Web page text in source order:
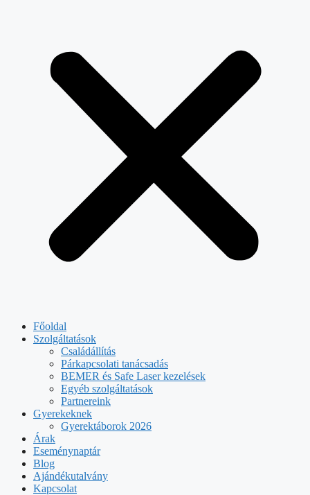
Főoldal
Szolgáltatások
Családállítás
Párkapcsolati tanácsadás
BEMER és Safe Laser kezelések
Egyéb szolgáltatások
Partnereink
Gyerekeknek
Gyerektáborok 2026
Árak
Eseménynaptár
Blog
Ajándékutalvány
Kapcsolat